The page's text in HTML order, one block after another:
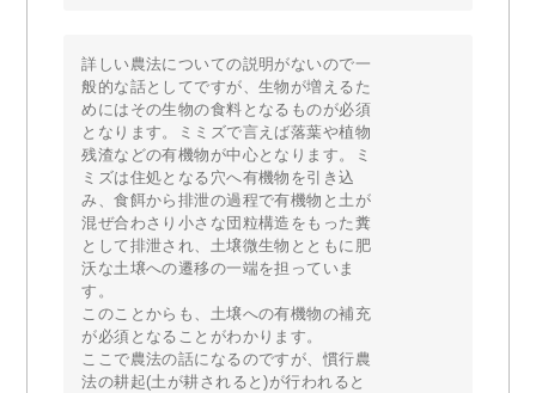
詳しい農法についての説明がないので一
般的な話としてですが、生物が増えるた
めにはその生物の食料となるものが必須
となります。ミミズで言えば落葉や植物
残渣などの有機物が中心となります。ミ
ミズは住処となる穴へ有機物を引き込
み、食餌から排泄の過程で有機物と土が
混ぜ合わさり小さな団粒構造をもった糞
として排泄され、土壌微生物とともに肥
沃な土壌への遷移の一端を担っていま
す。
このことからも、土壌への有機物の補充
が必須となることがわかります。
ここで農法の話になるのですが、慣行農
法の耕起(土が耕されると)が行われると